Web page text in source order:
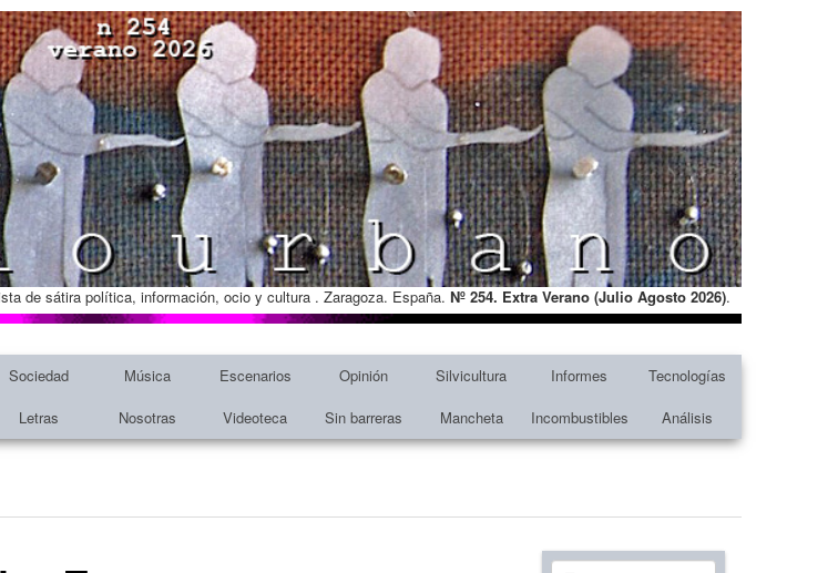
de sátira política, información, ocio y cultura . Zaragoza. España. Nº 254. Extra Verano (Julio Agosto 2026).
Sociedad Música Escenarios Opinión Silvicultura Informes
Tecnologías
Letras Nosotras Videoteca Sin barreras Mancheta Incombustibles Análisis
Texto